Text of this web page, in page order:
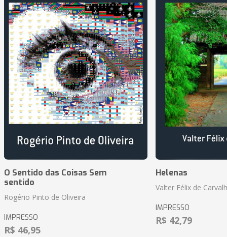
O Sentido das Coisas Sem
sentido
Rogério Pinto de Oliveira
IMPRESSO
R$ 46,95
Helenas
Valter Félix de
IMPRESSO
R$ 42,79